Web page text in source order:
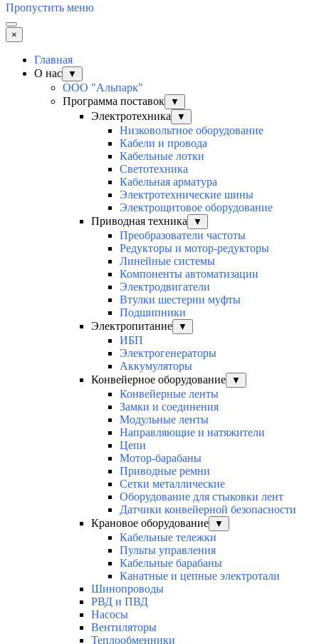
Пропустить меню
×
Главная
О нас
▼
ООО "Альпарк"
Программа поставок
▼
Электротехника ▼
Низковольтное оборудование
Кабели и провода
Кабельные лотки
Светотехника
Кабельная арматура
Электротехнические шины
Электрощитовое оборудование
Приводная техника
▼
Преобразователи частоты
Редукторы и мотор-редукторы
Линейные системы
Компоненты автоматизации
Электродвигатели
Втулки шестерни муфты
Подшипники
Электропитание
▼
ИБП
Электрогенераторы
Аккумуляторы
Конвейерное оборудование
▼
Конвейерные ленты
Замки и соединения
Модульные ленты
Направляющие и натяжители
Цепи
Мотор-барабаны
Приводные ремни
Сетки металлические
Оборудование для стыковки лент
Датчики конвейерной безопасности
Крановое оборудование
▼
Кабельные тележки
Пульты управления
Кабельные барабаны
Канатные и цепные электротали
Шинопроводы
РВД и ПВД
Насосы
Вентиляторы
Теплообменники